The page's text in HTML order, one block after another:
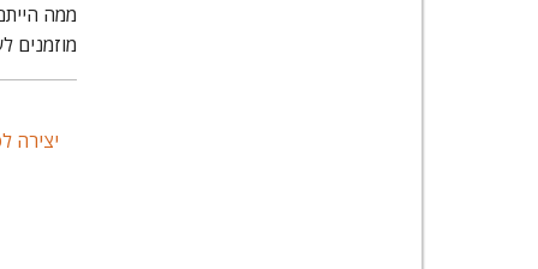
ממה
מוזמנים
יצירה